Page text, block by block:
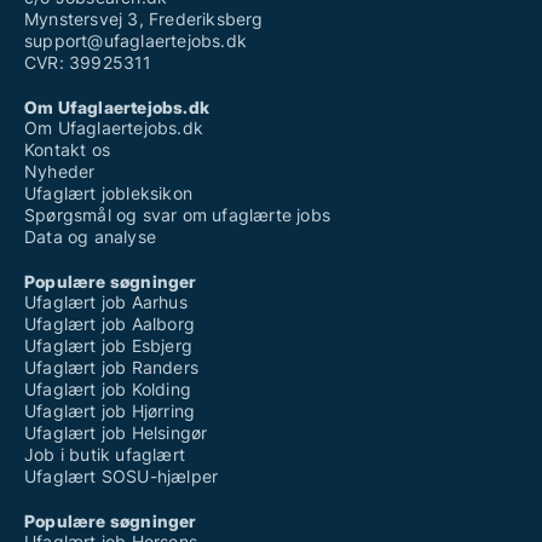
Mynstersvej 3, Frederiksberg
support@ufaglaertejobs.dk
CVR: 39925311
Om Ufaglaertejobs.dk
Om Ufaglaertejobs.dk
Kontakt os
Nyheder
Ufaglært jobleksikon
Spørgsmål og svar om ufaglærte jobs
Data og analyse
Populære søgninger
Ufaglært job Aarhus
Ufaglært job Aalborg
Ufaglært job Esbjerg
Ufaglært job Randers
Ufaglært job Kolding
Ufaglært job Hjørring
Ufaglært job Helsingør
Job i butik ufaglært
Ufaglært SOSU-hjælper
Populære søgninger